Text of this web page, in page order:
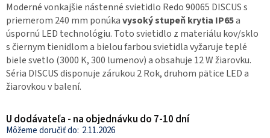
Moderné vonkajšie nástenné svietidlo Redo 90065 DISCUS s
priemerom 240 mm ponúkavysoký stupeň krytia IP65a
úspornú LED technológiu. Toto svietidlo z materiálu kov/sklo
s čiernym tienidlom a bielou farbou svietidla vyžaruje teplé
biele svetlo (3000 K, 300 lumenov) a obsahuje 12 W žiarovku.
Séria DISCUS disponuje zárukou 2 Rok, druhom pätice LED a
žiarovkou v balení.
U dodávateľa - na objednávku do 7-10 dní
2.11.2026